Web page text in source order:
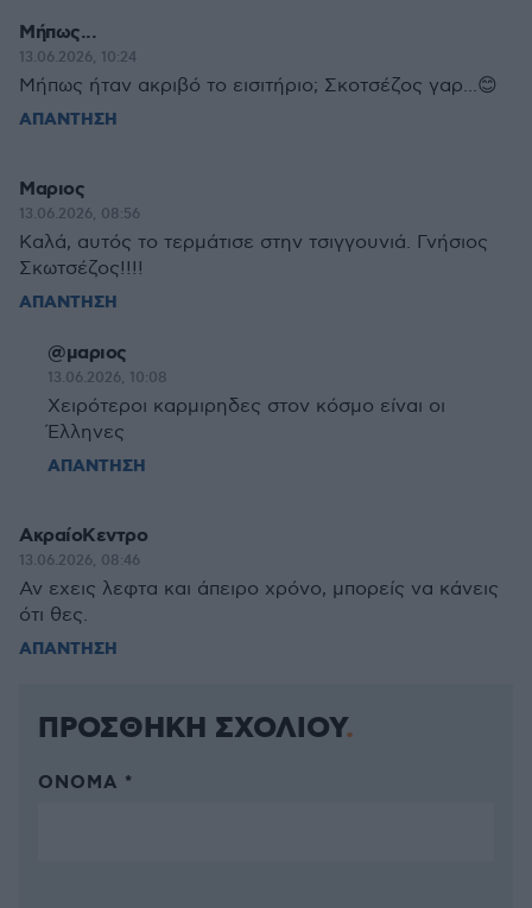
Μήπως...
13.06.2026, 10:24
Μήπως ήταν ακριβό το εισιτήριο; Σκοτσέζος γαρ...😊
ΑΠΑΝΤΗΣΗ
Μαριος
13.06.2026, 08:56
Καλά, αυτός το τερμάτισε στην τσιγγουνιά. Γνήσιος
Σκωτσέζος!!!!
ΑΠΑΝΤΗΣΗ
@μαριος
13.06.2026, 10:08
Χειρότεροι καρμιρηδες στον κόσμο είναι οι
Έλληνες
ΑΠΑΝΤΗΣΗ
ΑκραίοΚεντρο
13.06.2026, 08:46
Αν εχεις λεφτα και άπειρο χρόνο, μπορείς να κάνεις
ότι θες.
ΑΠΑΝΤΗΣΗ
ΠΡΟΣΘΗΚΗ ΣΧΟΛΙΟΥ
ΌΝΟΜΑ *